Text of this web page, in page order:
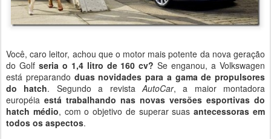
Você, caro leitor, achou que o motor mais potente da nova geração
do Golfseria o 1,4 litro de 160 cv?Se enganou, a Volkswagen
está preparando duas novidades para a gama de propulsores
do hatch. Segundo a revista AutoCar, a maior montadora
européia está trabalhando nas novas versões esportivas do
hatch médio, com o objetivo de superar suasantecessoras em
todos os aspectos.